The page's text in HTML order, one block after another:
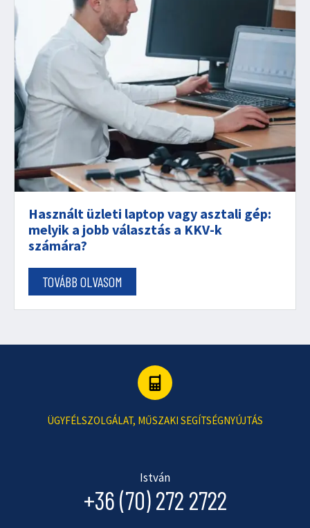
Használt üzleti laptop vagy asztali gép:
melyik a jobb választás a KKV-k
számára?
TOVÁBB OLVASOM
ÜGYFÉLSZOLGÁLAT, MŰSZAKI SEGÍTSÉGNYÚJTÁS
István
+36 (70) 272 2722